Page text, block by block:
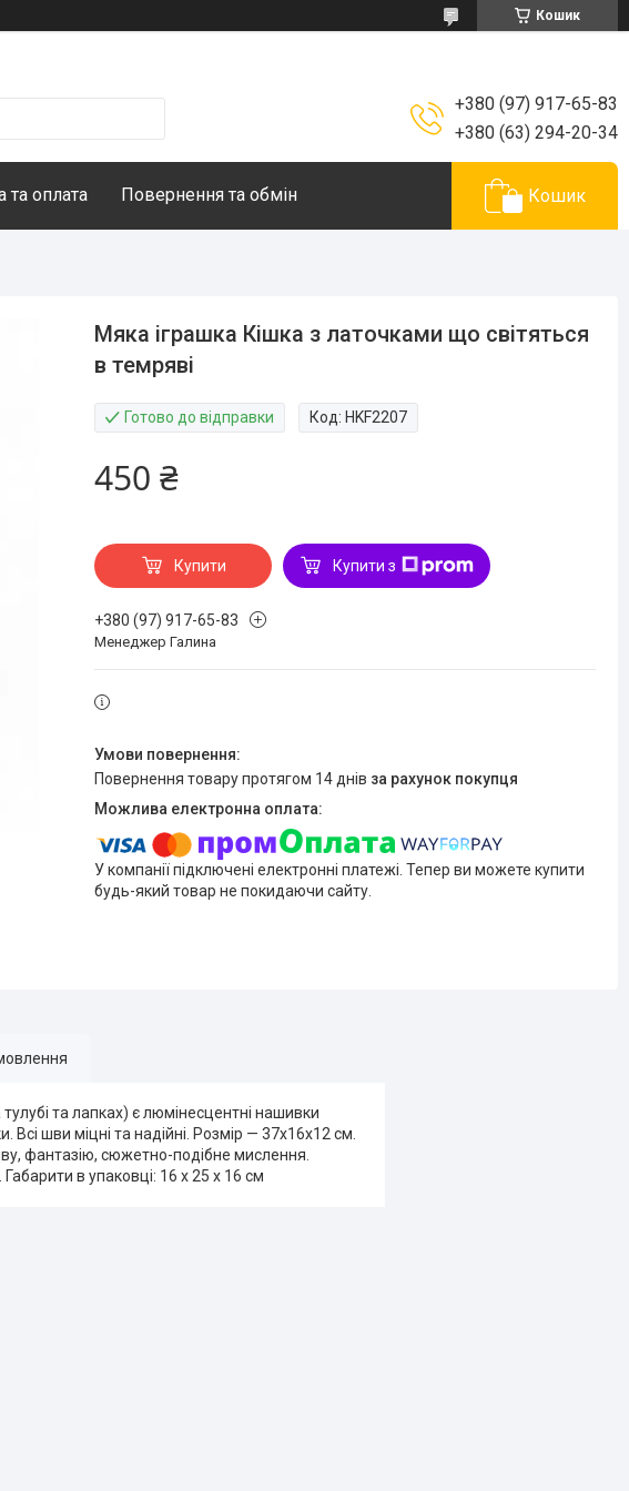
Кошик
+380 (97) 917-65-83
+380 (63) 294-20-34
та оплата Повернення та обмін Кошик
Мяка іграшка Кішка з латочками що світяться
в темряві
Готово до відправки Код: HKF2207
450 ₴
Купити Купити з
+380 (97) 917-65-83
Менеджер Галина
повернення товару протягом 14 днів за рахунок покупця
У компанії підключені електронні платежі. Тепер ви можете купити
будь-який товар не покидаючи сайту.
та лапках) є люмінесцентні нашивки
Всі шви міцні та надійні. Розмір — 37х16х12 см.
фантазію, сюжетно-подібне мислення.
Габарити в упаковці: 16 x 25 x 16 см